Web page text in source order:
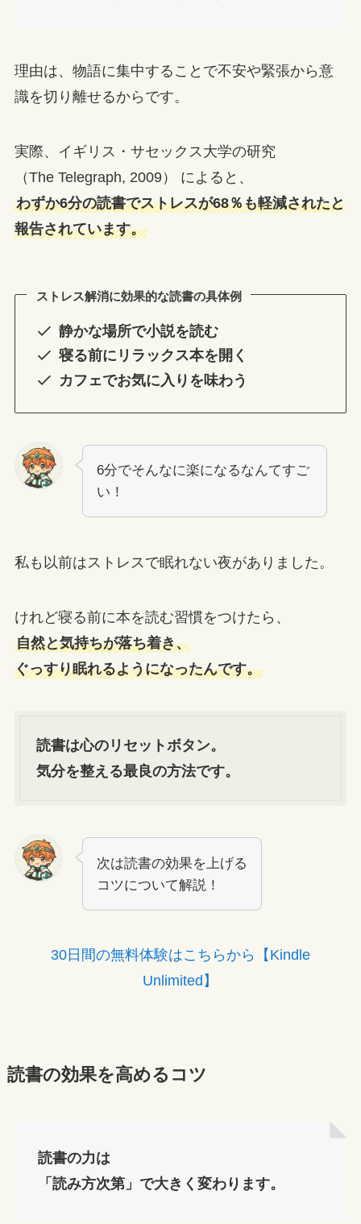
理由は、物語に集中することで不安や緊張から意
識を切り離せるからです。
実際、イギリス・サセックス大学の研究
（The Telegraph, 2009） によると、
わずか6分の読書でストレスが68％も軽減されたと
報告されています。
ストレス解消に効果的な読書の具体例
静かな場所で小説を読む
寝る前にリラックス本を開く
カフェでお気に入りを味わう
6分でそんなに楽になるなんてすご
い！
私も以前はストレスで眠れない夜がありました。
けれど寝る前に本を読む習慣をつけたら、
自然と気持ちが落ち着き、
ぐっすり眠れるようになったんです。
読書は心のリセットボタン。
気分を整える最良の方法です。
次は読書の効果を上げる
コツについて解説！
30日間の無料体験はこちらから【Kindle
Unlimited】
読書の効果を高めるコツ
読書の力は
「読み方次第」で大きく変わります。